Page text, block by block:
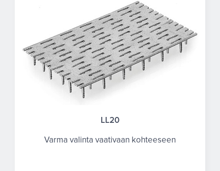
LL20
Varma valinta vaativaan kohteeseen